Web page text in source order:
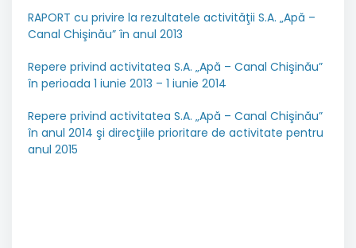
RAPORT cu privire la rezultatele activităţii S.A. „Apă –
Canal Chişinău” în anul 2013
Repere privind activitatea S.A. „Apă – Canal Chişinău”
în perioada 1 iunie 2013 – 1 iunie 2014
Repere privind activitatea S.A. „Apă – Canal Chişinău”
în anul 2014 şi direcţiile prioritare de activitate pentru
anul 2015